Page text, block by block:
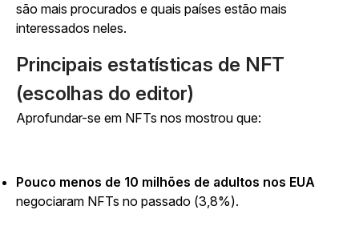
são mais procurados e quais países estão mais
interessados neles.
Principais estatísticas de NFT
(escolhas do editor)
Aprofundar-se em NFTs nos mostrou que:
Pouco menos de 10 milhões de adultos nos EUA
negociaram NFTs no passado (3,8%).